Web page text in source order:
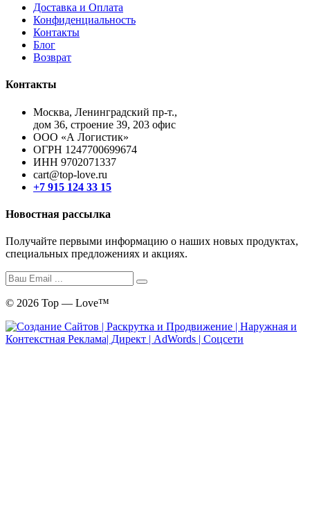
Доставка и Оплата
Конфиденциальность
Контакты
Блог
Возврат
Контакты
Москва, Ленинградский пр-т.,
дом 36, строение 39, 203 офис
ООО «А Логистик»
ОГРН 1247700699674
ИНН 9702071337
cart@top-love.ru
+7 915 124 33 15
Новостная рассылка
Получайте первыми информацию о наших новых продуктах,
специальных предложениях и акциях.
© 2026 Top — Love™